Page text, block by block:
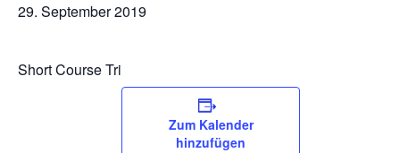
29. September 2019
Short Course Tri
Zum Kalender
hinzufügen